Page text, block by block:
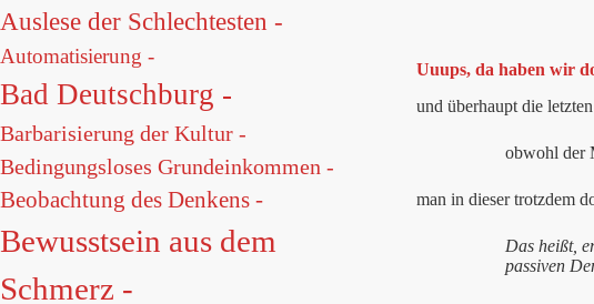
Uuups, da haben wir
und überhaupt die
obwohl der
man in dieser trotzdem
Das heißt,
passiven
Auslese der Schlechtesten -
Automatisierung -
Bad Deutschburg -
Barbarisierung der Kultur -
Bedingungsloses Grundeinkommen -
Beobachtung des Denkens -
Bewusstsein aus dem
Schmerz -